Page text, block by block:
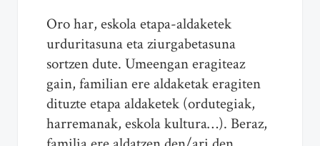
Oro har, eskola etapa-aldaketek
urduritasuna eta ziurgabetasuna
sortzen dute. Umeengan eragiteaz
gain, familian ere aldaketak eragiten
dituzte etapa aldaketek (ordutegiak,
harremanak, eskola kultura…). Beraz,